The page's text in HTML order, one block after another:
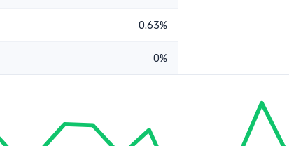
0.63%
0%